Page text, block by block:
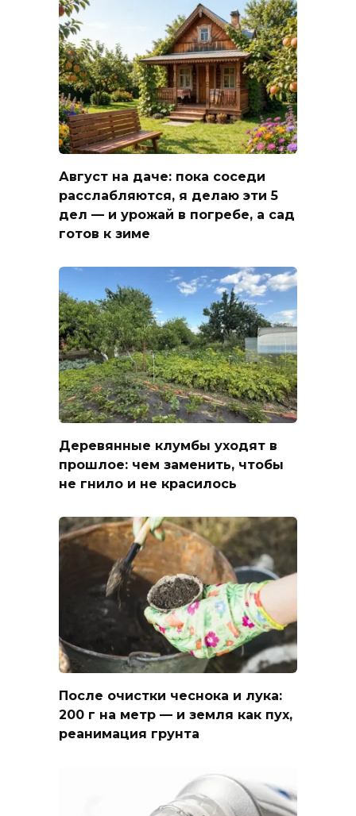
Август на даче: пока соседи
расслабляются, я делаю эти 5
дел — и урожай в погребе, а сад
готов к зиме
Деревянные клумбы уходят в
прошлое: чем заменить, чтобы
не гнило и не красилось
После очистки чеснока и лука:
200 г на метр — и земля как пух,
реанимация грунта